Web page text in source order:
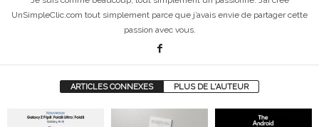
UnSimpleClic.com tout simplement parce que j’avais envie de partager cette
passion avec vous.
ARTICLES CONNEXES PLUS DE L'AUTEUR